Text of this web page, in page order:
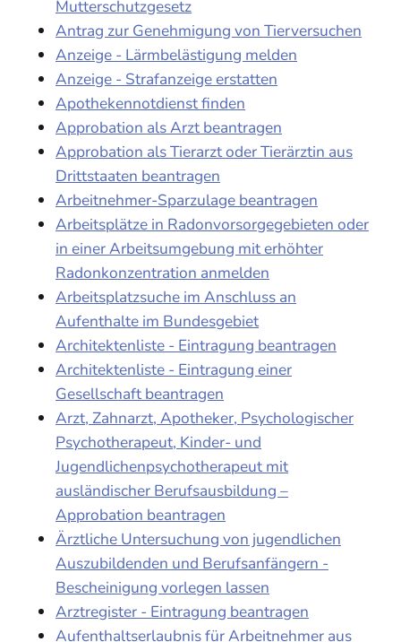
Mutterschutzgesetz
Antrag zur Genehmigung von Tierversuchen
Anzeige - Lärmbelästigung melden
Anzeige - Strafanzeige erstatten
Apothekennotdienst finden
Approbation als Arzt beantragen
Approbation als Tierarzt oder Tierärztin aus
Drittstaaten beantragen
Arbeitnehmer-Sparzulage beantragen
Arbeitsplätze in Radonvorsorgegebieten oder
in einer Arbeitsumgebung mit erhöhter
Radonkonzentration anmelden
Arbeitsplatzsuche im Anschluss an
Aufenthalte im Bundesgebiet
Architektenliste - Eintragung beantragen
Architektenliste - Eintragung einer
Gesellschaft beantragen
Arzt, Zahnarzt, Apotheker, Psychologischer
Psychotherapeut, Kinder- und
Jugendlichenpsychotherapeut mit
ausländischer Berufsausbildung –
Approbation beantragen
Ärztliche Untersuchung von jugendlichen
Auszubildenden und Berufsanfängern -
Bescheinigung vorlegen lassen
Arztregister - Eintragung beantragen
Aufenthaltserlaubnis für Arbeitnehmer aus